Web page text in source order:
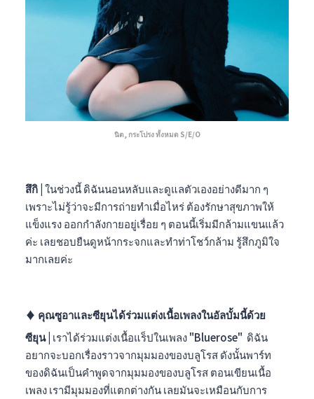
นิต, กระโปรง ทั้งหมด S/E/O
สึกิ |ในช่วงนี้ ดิฉันนอนหลับและดูแลตัวเองอย่างดีมาก ๆ
เพราะไม่รู้ว่าจะมีการถ่ายทำเมื่อไหร่ ต้องรักษาสุขภาพให้
แข็งแรง ออกกำลังกายอยู่เรื่อย ๆ ตอนนี้เริ่มมีกล้ามแขนแล้ว
ค่ะ เลยชอบยืนดูหน้ากระจกและทำท่าโชว์กล้าม รู้สึกภูมิใจ
มากเลยค่ะ
♦︎ คุณซูอาและซียุนได้ร่วมแต่งเนื้อเพลงในอัลบั้มนี้ด้วย
ซียุน | เราได้ร่วมแต่งเนื้อแร็ปในเพลง "Bluerose" ดิฉัน
อยากจะบอกเรื่องราวจากมุมมองของบลูโรส ดังนั้นพาร์ท
ของดิฉันเป็นคำพูดจากมุมมองของบลูโรส ตอนเขียนเนื้อ
เพลง เรามีมุมมองที่แตกต่างกัน เลยมันจะเหมือนกับการ